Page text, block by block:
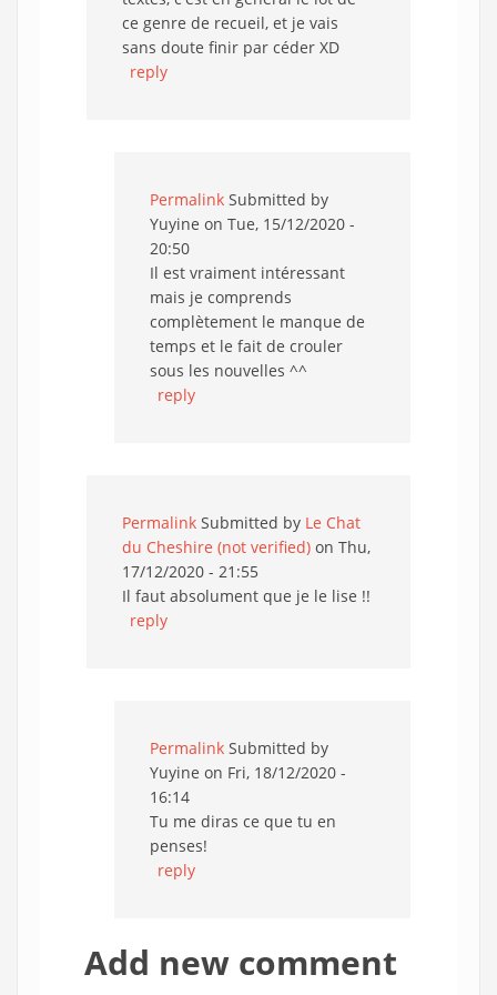
ce genre de recueil, et je vais
sans doute finir par céder XD
reply
Permalink Submitted by
Yuyine on Tue, 15/12/2020 -
20:50
Il est vraiment intéressant
mais je comprends
complètement le manque de
temps et le fait de crouler
sous les nouvelles ^^
reply
Permalink Submitted by Le Chat
du Cheshire (not verified) on Thu,
17/12/2020 - 21:55
Il faut absolument que je le lise !!
reply
Permalink Submitted by
Yuyine on Fri, 18/12/2020 -
16:14
Tu me diras ce que tu en
penses!
reply
Add new comment